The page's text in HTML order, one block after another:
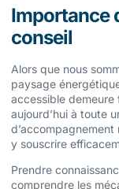
Importance
conseil
Alors que nous
paysage
accessible demeure
aujourd’hui à toute
y souscrire
Prendre
comprendre les